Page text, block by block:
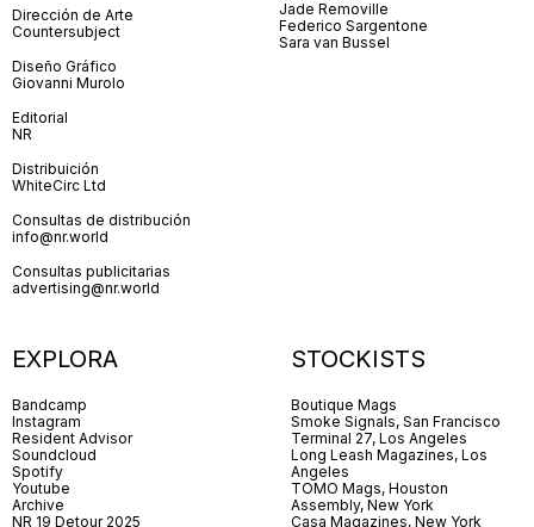
Dirección de Arte
Countersubject
Diseño Gráfico
Giovanni Murolo
Editorial
NR
Distribuición
WhiteCirc Ltd
Consultas de distribución
info@nr.world
Consultas publicitarias
advertising@nr.world
Jade Removille
Federico Sargentone
Sara van Bussel
EXPLORA
Bandcamp
Instagram
Resident Advisor
Soundcloud
Spotify
Youtube
Archive
NR 19 Detour 2025
STOCKISTS
Boutique Mags
Smoke Signals, San Francisco
Terminal 27, Los Angeles
Long Leash Magazines, Los
Angeles
TOMO Mags, Houston
Assembly, New York
Casa Magazines, New York